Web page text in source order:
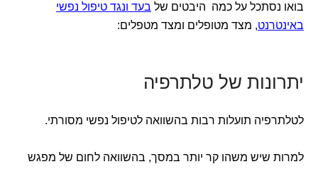
בואו נסתכל על כמה היבטים של בעד ונגד טיפול נפשי
באינטרנט, מצד מטופלים ומצד מטפלים:
יתרונות של טלתרפיה
לטלתרפיה תועלות רבות בהשוואה לטיפול נפשי מסורתי.
למרות שיש משהו קר יותר במסך, בהשוואה לחום של מפגש